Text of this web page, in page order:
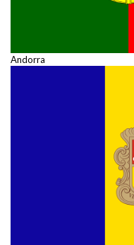
Andorra